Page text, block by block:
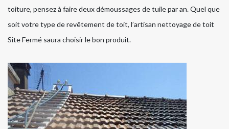
toiture, pensez à faire deux démoussages de tuile par an. Quel que
soit votre type de revêtement de toit, l’artisan nettoyage de toit
Site Fermé saura choisir le bon produit.